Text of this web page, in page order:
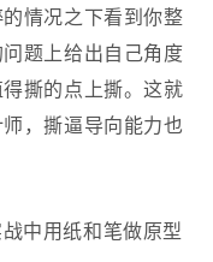
情况之下看到你整
题上给出自己角度
撕的点上撕。这就
，撕逼导向能力也